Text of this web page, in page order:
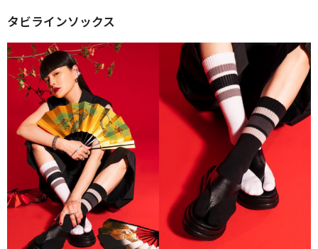
タビラインソックス